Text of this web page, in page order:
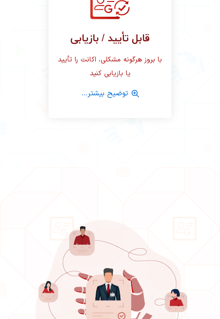
قابل تأیید / بازیابی
با بروز هرگونه مشکلی، اکانت را تأیید
یا بازیابی کنید
توضیح بیشتر...